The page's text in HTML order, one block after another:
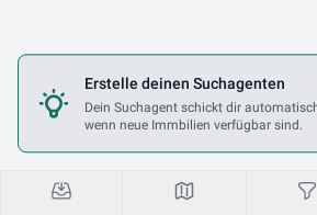
Erstelle deinen Suchagenten
Dein Suchagent schickt dir
wenn neue Immbilien verfügbar sind.